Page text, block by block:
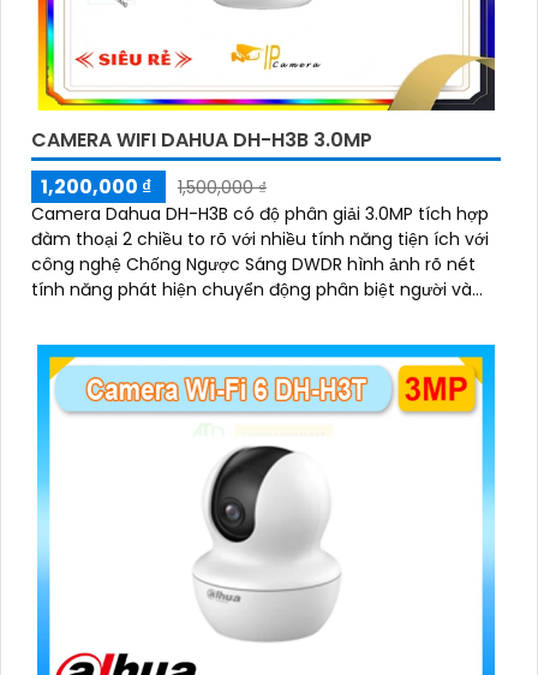
CAMERA WIFI DAHUA DH-H3B 3.0MP
1,200,000 ₫
1,500,000 ₫
Camera Dahua DH-H3B có độ phân giải 3.0MP tích hợp
đàm thoại 2 chiều to rõ với nhiều tính năng tiện ích với
công nghệ Chống Ngược Sáng DWDR hình ảnh rõ nét
tính năng phát hiện chuyển động phân biệt người và
đêm sắc nét dù thiếu ánh sáng